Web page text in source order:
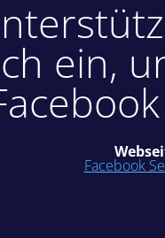
ein,
Facebook